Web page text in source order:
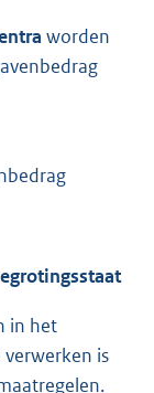
worden
in het
is